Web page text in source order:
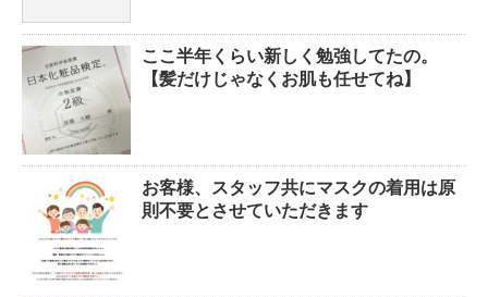
ここ半年くらい新しく勉強してたの。
【髪だけじゃなくお肌も任せてね】
お客様、スタッフ共にマスクの着用は原
則不要とさせていただきます